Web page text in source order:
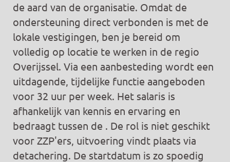
de aard van de organisatie. Omdat de
ondersteuning direct verbonden is met de
lokale vestigingen, ben je bereid om
volledig op locatie te werken in de regio
Overijssel. Via een aanbesteding wordt een
uitdagende, tijdelijke functie aangeboden
voor 32 uur per week. Het salaris is
afhankelijk van kennis en ervaring en
bedraagt tussen de . De rol is niet geschikt
voor ZZP'ers, uitvoering vindt plaats via
detachering. De startdatum is zo spoedig